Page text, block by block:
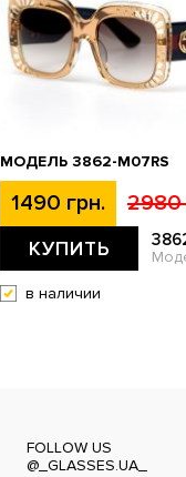
МОДЕЛЬ 3862-M07RS
1490 грн. 2980
КУПИТЬ
в наличии
FOLLOW US
@_GLASSES.UA_